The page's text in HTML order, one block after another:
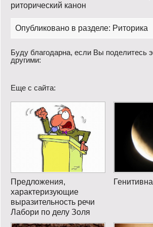
риторический канон
Опубликовано в разделе: Риторика
Буду благодарна, если Вы поделитесь
другими:
Еще с сайта:
Предложения,
характеризующие
выразительность речи
Лабори по делу Золя